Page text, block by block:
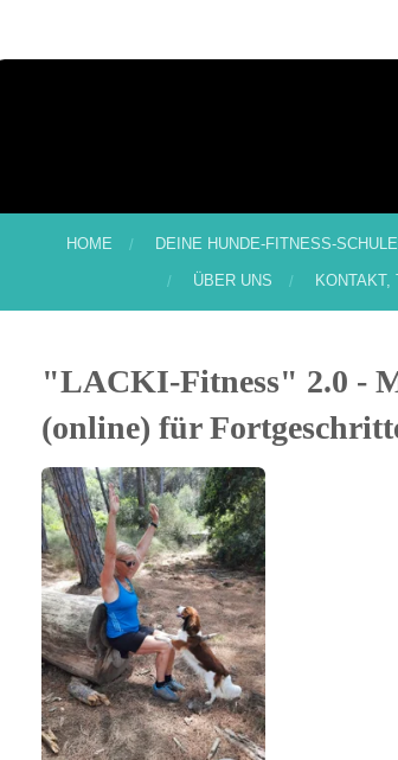
HOME DEINE HUNDE-FITNESS-SCHULE
ÜBER UNS
"LACKI-Fitness" 2.0 -
(online) für